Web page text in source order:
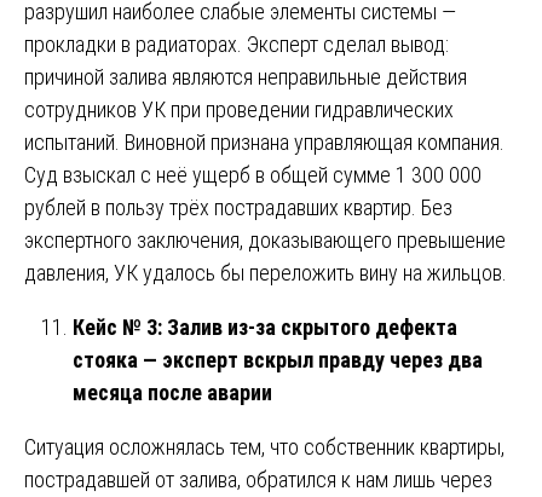
разрушил наиболее слабые элементы системы —
прокладки в радиаторах. Эксперт сделал вывод:
причиной залива являются неправильные действия
сотрудников УК при проведении гидравлических
испытаний. Виновной признана управляющая компания.
Суд взыскал с неё ущерб в общей сумме 1 300 000
рублей в пользу трёх пострадавших квартир. Без
экспертного заключения, доказывающего превышение
давления, УК удалось бы переложить вину на жильцов.
Кейс № 3: Залив из-за скрытого дефекта
стояка — эксперт вскрыл правду через два
месяца после аварии
Ситуация осложнялась тем, что собственник квартиры,
пострадавшей от залива, обратился к нам лишь через